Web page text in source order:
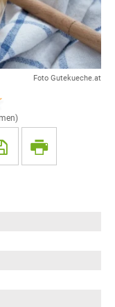
Foto Gutekueche.at